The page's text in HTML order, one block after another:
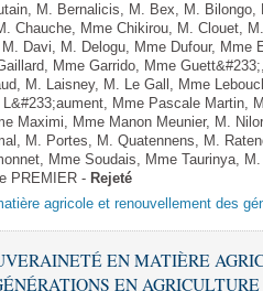
M. Bernalicis, M. Bex, M.
Chauche, Mme Chikirou, M. Clouet,
Davi, M. Delogu, Mme Dufour, Mme
Mme Garrido, Mme
M. Laisney, M. Le Gall, Mme
Mme Pascale Martin,
Maximi, Mme Manon Meunier, M.
M. Portes, M. Quatennens, M.
Mme Soudais, Mme Taurinya,
PREMIER - Rejeté
agricole et renouvellement des
EN MATIÈRE
EN AGRICULTURE